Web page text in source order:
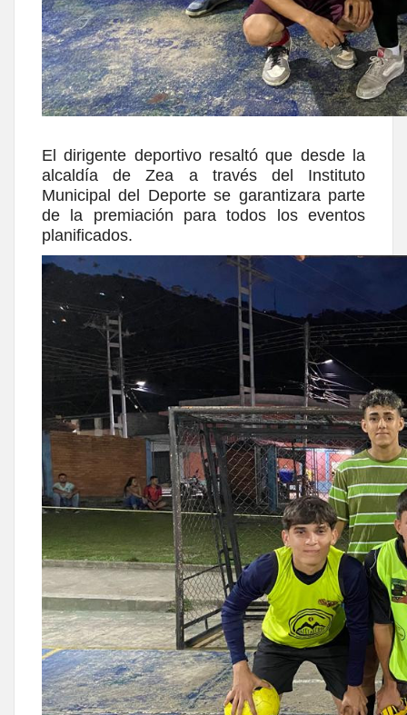
El dirigente deportivo resaltó que desde la
alcaldía de Zea a través del Instituto
Municipal del Deporte se garantizara parte
de la premiación para todos los eventos
planificados.